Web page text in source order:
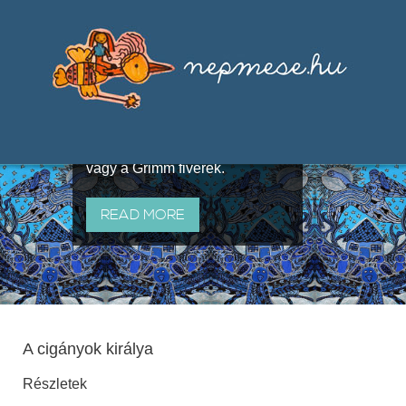
útján terjedő elbeszélésekből,
melyeket olyan ismert gyűjtők
állítottak össze, mint Benedek
vagy a Grimm fivérek.
READ MORE
A cigányok királya
Részletek